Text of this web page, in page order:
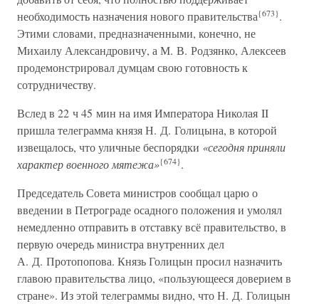
необходимость назначения нового правительства{673}.
Этими словами, предназначенными, конечно, не
Михаилу Александровичу, а М. В. Родзянко, Алексеев
продемонстрировал думцам свою готовность к
сотрудничеству.
Вслед в 22 ч 45 мин на имя Императора Николая II
пришла телеграмма князя Н. Д. Голицына, в которой
извещалось, что уличные беспорядки «сегодня приняли
характер военного мятежа»{674}.
Председатель Совета министров сообщал царю о
введении в Петрограде осадного положения и умолял
немедленно отправить в отставку всё правительство, в
первую очередь министра внутренних дел
А. Д. Протопопова. Князь Голицын просил назначить
главою правительства лицо, «пользующееся доверием в
стране». Из этой телеграммы видно, что Н. Д. Голицын